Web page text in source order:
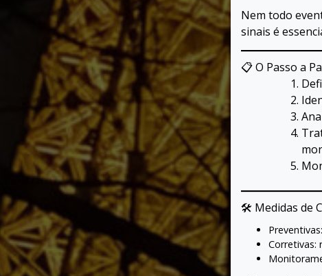
Nem todo
sinais é
📋 O Passo a
🛠 Medidas de
Corretivas: